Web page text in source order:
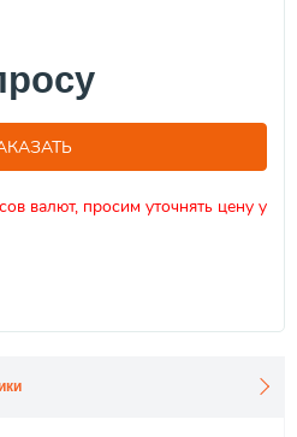
валют, просим уточнять цену у